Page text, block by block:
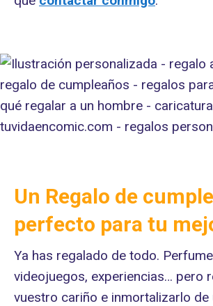
Un Regalo de
perfecto para tu
Ya has regalado de todo.
videojuegos, experiencias… pero
vuestro cariño e inmortalizarlo de